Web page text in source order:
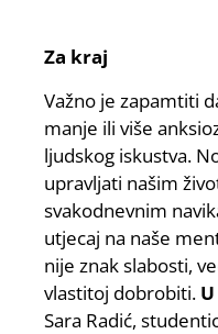
Za kraj
Važno je zapamtiti
manje ili više
ljudskog iskustva.
upravljati našim
svakodnevnim
utjecaj na naše
nije znak slabosti,
vlastitoj dobrobiti.
Sara Radić,